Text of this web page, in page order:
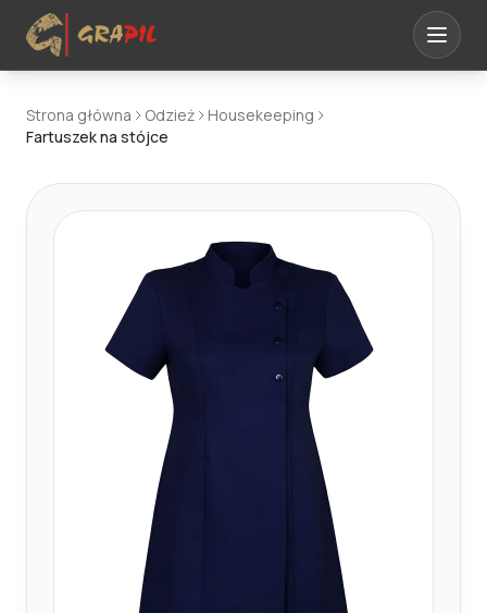
Strona główna Odzież
Housekeeping
Fartuszek na stójce